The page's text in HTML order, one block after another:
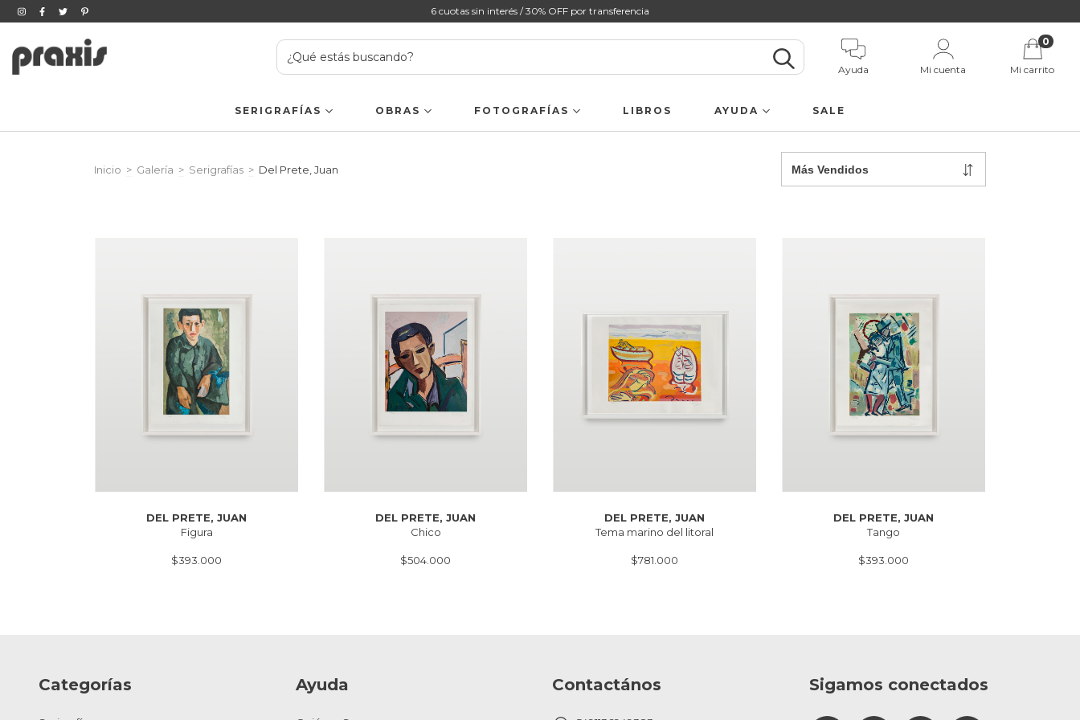
6 cuotas sin interés / 30% OFF por transferencia
Ayuda Mi cuenta Mi carrito
0
SERIGRAFÍAS OBRAS FOTOGRAFÍAS LIBROS AYUDA SALE
Inicio > Galería > Serigrafías > Del Prete, Juan
DEL PRETE, JUAN
Figura
$393.000
DEL PRETE, JUAN
Chico
$504.000
DEL PRETE, JUAN
Tema marino del litoral
$781.000
DEL PRETE, JUAN
Tango
$393.000
Categorías Ayuda Contactános Sigamos conectados